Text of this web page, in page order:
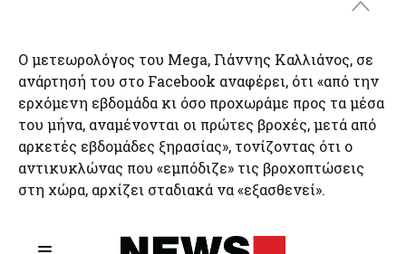
Ο μετεωρολόγος του Mega, Γιάννης Καλλιάνος, σε
ανάρτησή του στο Facebook αναφέρει, ότι «από την
ερχόμενη εβδομάδα κι όσο προχωράμε προς τα μέσα
του μήνα, αναμένονται οι πρώτες βροχές, μετά από
αρκετές εβδομάδες ξηρασίας», τονίζοντας ότι ο
αντικυκλώνας που «εμπόδιζε» τις βροχοπτώσεις
στη χώρα, αρχίζει σταδιακά να «εξασθενεί».